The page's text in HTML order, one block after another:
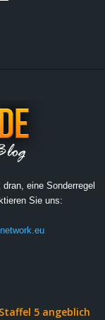
eine Sonderregel
Sie uns:
5 angeblich